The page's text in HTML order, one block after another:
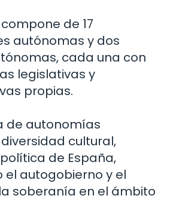
de 17
autónomas y dos
cada una con
legislativas y
propias.
de autonomías
cultural,
de España,
autogobierno y el
soberanía en el ámbito